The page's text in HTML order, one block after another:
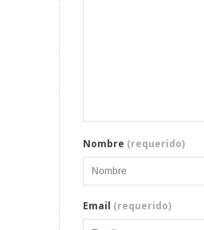
Nombre (requerido)
Email (requerido)